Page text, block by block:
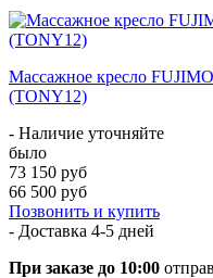
Массажное кресло
(TONY12)
- Наличие уточняйте
было
73 150 руб
66 500 руб
Позвонить и купить
- Доставка 4-5 дней
При заказе до 10:00